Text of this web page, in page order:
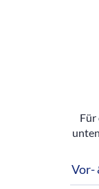
Für